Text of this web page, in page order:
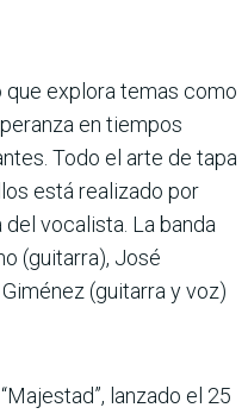
que explora temas como
en tiempos
Todo el arte de tapa
está realizado por
vocalista. La banda
(guitarra), José
(guitarra y voz)
lanzado el 25